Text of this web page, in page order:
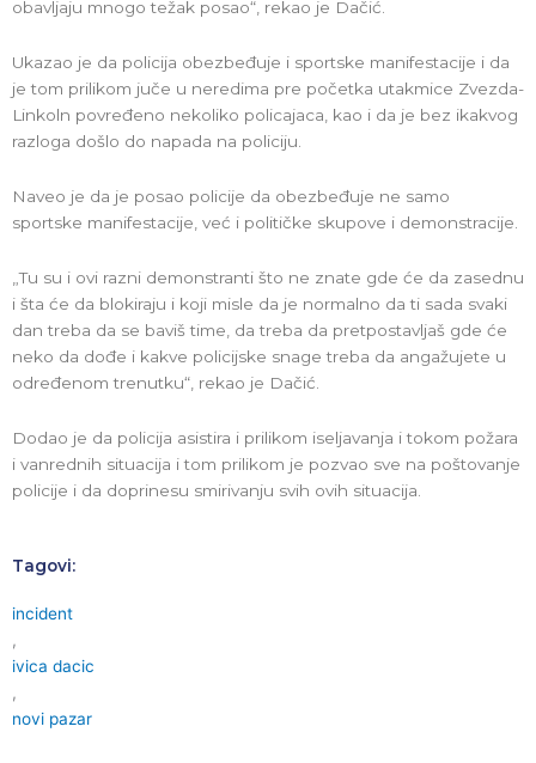
obavljaju mnogo težak posao“, rekao je Dačić.
Ukazao je da policija obezbeđuje i sportske manifestacije i da
je tom prilikom juče u neredima pre početka utakmice Zvezda-
Linkoln povređeno nekoliko policajaca, kao i da je bez ikakvog
razloga došlo do napada na policiju.
Naveo je da je posao policije da obezbeđuje ne samo
sportske manifestacije, već i političke skupove i demonstracije.
„Tu su i ovi razni demonstranti što ne znate gde će da zasednu
i šta će da blokiraju i koji misle da je normalno da ti sada svaki
dan treba da se baviš time, da treba da pretpostavljaš gde će
neko da dođe i kakve policijske snage treba da angažujete u
određenom trenutku“, rekao je Dačić.
Dodao je da policija asistira i prilikom iseljavanja i tokom požara
i vanrednih situacija i tom prilikom je pozvao sve na poštovanje
policije i da doprinesu smirivanju svih ovih situacija.
Tagovi:
incident
,
ivica dacic
,
novi pazar